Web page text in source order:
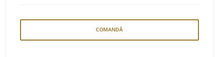
COMANDĂ